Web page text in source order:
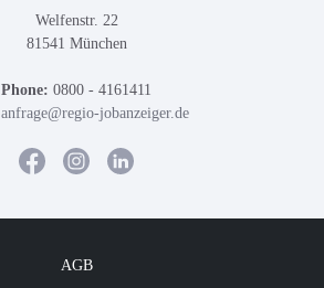
Welfenstr. 22
81541 München
Phone: 0800 - 4161411
anfrage@regio-jobanzeiger.de
AGB